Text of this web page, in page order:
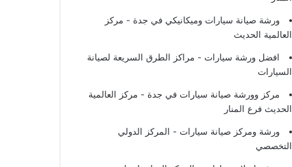
ورشة صيانة سيارات وميكانيكي في جدة - مركز
العالمية الحديث
افضل ورشة سيارات - مراكز الطرق السريعة لصيانة
السيارات
مركز وورشة صيانة سيارات في جدة - مركز العالمية
الحديث فرع المنار
ورشة ومركز صيانة سيارات - المركز الدولي
التخصصي